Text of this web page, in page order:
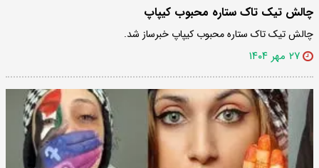
چالش تیک تاک ستاره محبوب کیپاپ
چالش تیک تاک ستاره محبوب کیپاپ خبرساز شد.
۲۷ مهر ۱۴۰۴